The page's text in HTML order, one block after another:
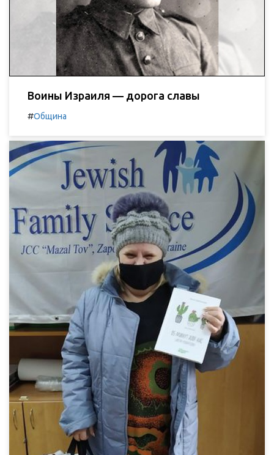
Воины Израиля — дорога славы
#Община